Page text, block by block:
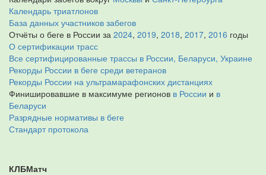
Календарь триатлонов
База данных участников забегов
Отчёты о беге в России за 2024, 2019, 2018, 2017, 2016 годы
О сертификации трасс
Все сертифицированные трассы в России, Беларуси, Украине
Рекорды России в беге среди ветеранов
Рекорды России на ультрамарафонских дистанциях
Финишировавшие в максимуме регионов в России и в
Беларуси
Разрядные нормативы в беге
Стандарт протокола
КЛБМатч